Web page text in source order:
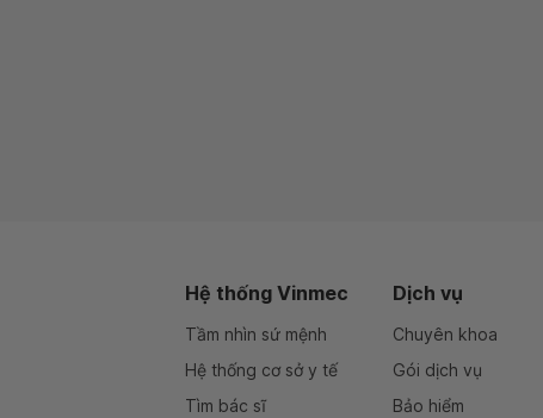
Hệ thống Vinmec
Tầm nhìn sứ mệnh
Hệ thống cơ sở y tế
Tìm bác sĩ
Dịch vụ
Chuyên khoa
Gói dịch vụ
Bảo hiểm